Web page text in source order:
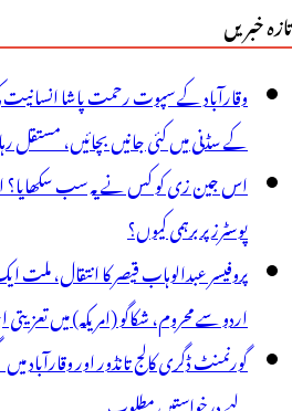
پر
تعمیر
بریج
تازہ خبریں
وقارآباد کے سپوت رحمت پاشا انسانیت
کے سڈنی میں کئی جانیں بچائیں، مستقل
اس جین زی کو کس نے یہ سب سکھایا؟
پوسٹرز پر برہمی کیوں؟
پروفیسر عبدالوہاب قیصر کا انتقال، ملت
اردو سے محروم، شکاگو (امریکہ) میں
گورنمنٹ ڈگری کالج تانڈور اور